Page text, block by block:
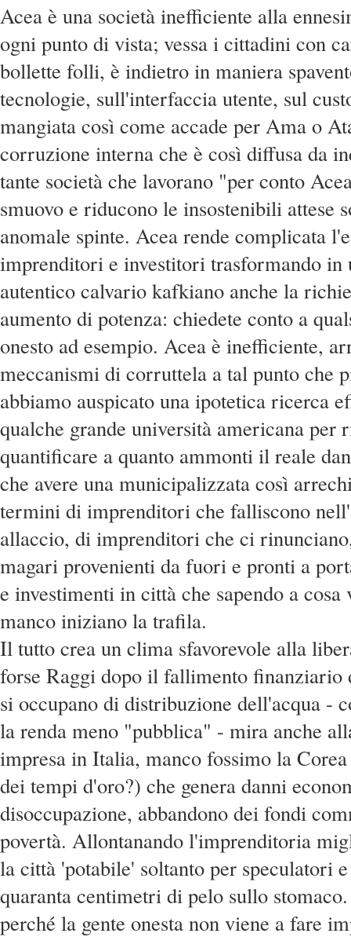
Acea è una società inefficiente alla
ogni punto di vista; vessa i cittadini con
bollette folli, è indietro in maniera
tecnologie, sull'interfaccia utente, sul
mangiata così come accade per Ama o
corruzione interna che è così diffusa da
tante società che lavorano "per conto
smuovo e riducono le insostenibili attese
anomale spinte. Acea rende complicata
imprenditori e investitori trasformando in
autentico calvario kafkiano anche la
aumento di potenza: chiedete conto a
onesto ad esempio. Acea è inefficiente,
meccanismi di corruttela a tal punto che
abbiamo auspicato una ipotetica ricerca
qualche grande università americana per
quantificare a quanto ammonti il reale
che avere una municipalizzata così
termini di imprenditori che falliscono
allaccio, di imprenditori che ci
magari provenienti da fuori e pronti a
e investimenti in città che sapendo a cosa
manco iniziano la trafila.
Il tutto crea un clima sfavorevole alla
forse Raggi dopo il fallimento finanziario
si occupano di distribuzione dell'acqua -
la renda meno "pubblica" - mira anche
impresa in Italia, manco fossimo la
dei tempi d'oro?) che genera danni
disoccupazione, abbandono dei fondi
povertà. Allontanando l'imprenditoria
la città 'potabile' soltanto per speculatori
quaranta centimetri di pelo sullo
perché la gente onesta non viene a fare